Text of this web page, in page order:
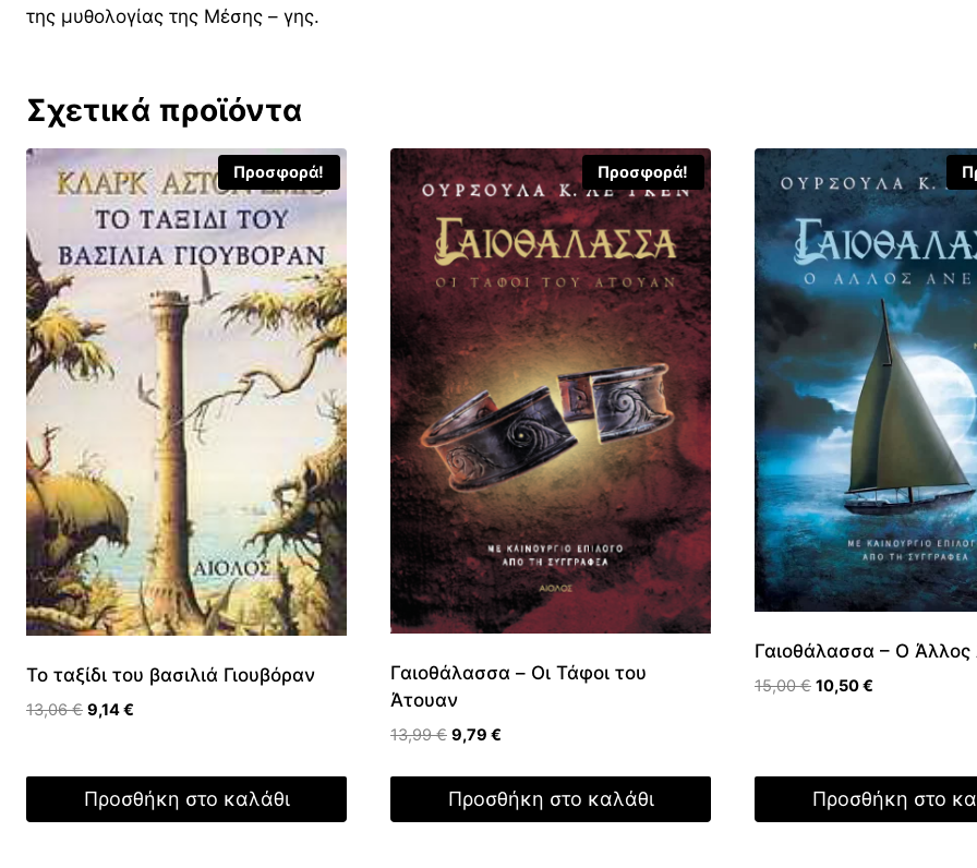
της μυθολογίας της Μέσης – γης.
Σχετικά προϊόντα
Προσφορά!
Το ταξίδι του βασιλιά Γιουβόραν
13,06€ Original
9,14€
9,14 €.
Προσθήκη στο καλάθι
Προσφορά!
Γαιοθάλασσα – Oι Τάφοι του
Άτουαν
13,99€ Original
13,99 €.
9,79 €
είναι:
Προσθήκη στο καλάθι
Γαιοθάλασσα – Ο Άλλος
15,00€ Original
10,50€
Προσθήκη στο